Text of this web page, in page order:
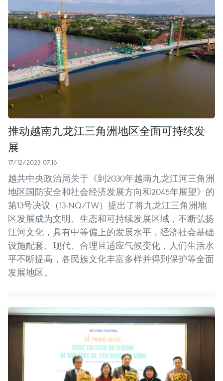
推动越南九龙江三角洲地区全面可持续发
展
17/12/2023 07:16
越共中央政治局关于《到2030年越南九龙江河三角洲
地区国防安全和社会经济发展方向和2045年展望》的
第13号决议（13-NQ/TW）提出了将九龙江三角洲地
区发展成为文明、生态和可持续发展区域，不断弘扬
江河文化，具有中等偏上的发展水平，经济社会基础
设施配套、现代、合理且适应气候变化，人们生活水
平不断提高，各民族文化丰富多样并得到保护等全面
发展地区。